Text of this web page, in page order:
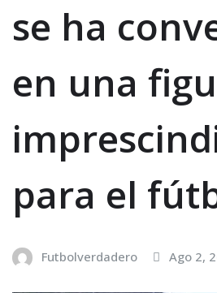
se ha
en una
para el
Futbolverdadero Ago 2,